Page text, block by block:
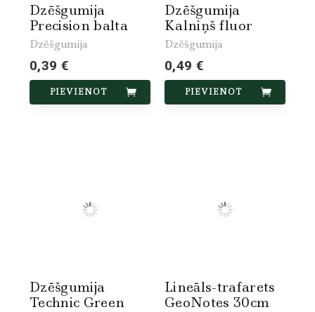
Dzēšgumija
Precision balta
Dzēšgumija
0,39 €
PIEVIENOT
Dzēšgumija
Kalniņš fluor
Dzēšgumija
0,49 €
PIEVIENOT
Dzēšgumija
Technic Green
Lineāls-trafarets
GeoNotes 30cm